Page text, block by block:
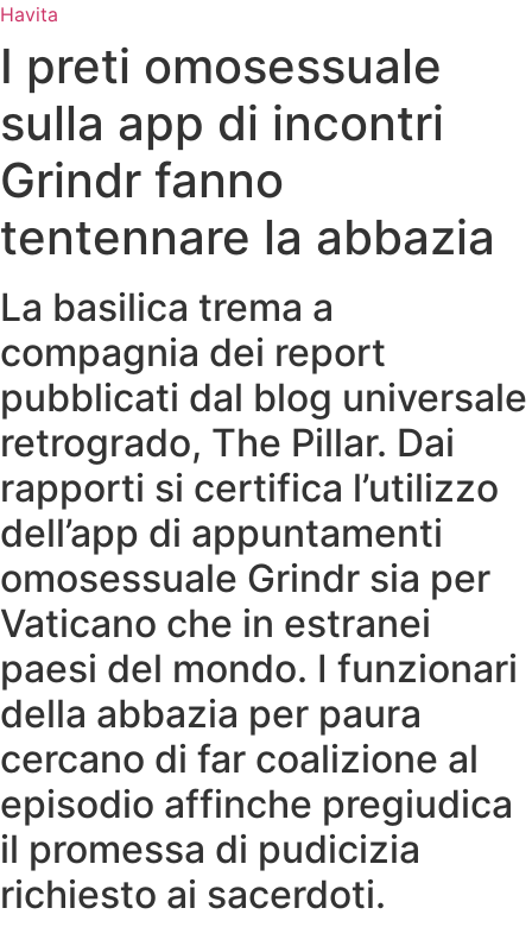
Ir
conteúdo
Havita
I preti omosessuale
sulla app di incontri
Grindr fanno
tentennare la abbazia
La basilica trema a
compagnia dei report
pubblicati dal blog universale
retrogrado, The Pillar. Dai
rapporti si certifica l’utilizzo
dell’app di appuntamenti
omosessuale Grindr sia per
Vaticano che in estranei
paesi del mondo. I funzionari
della abbazia per paura
cercano di far coalizione al
episodio affinche pregiudica
il promessa di pudicizia
richiesto ai sacerdoti.